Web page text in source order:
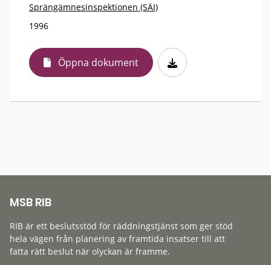
Sprängämnesinspektionen (SÄI)
1996
Öppna dokument
MSB RIB
RIB är ett beslutsstöd för räddningstjänst som ger stöd
hela vägen från planering av framtida insatser till att
fatta rätt beslut när olyckan är framme.